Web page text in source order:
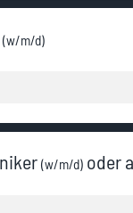
(w/m/d)
(w/m/d) oder